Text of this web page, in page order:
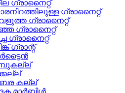
ഗ്രാനൈറ്റ്
ഗ്രാനൈറ്റ്
ഗ്രാനൈറ്റ്
ഗ്രാനൈറ്റ്
ഗ്രാനൈറ്റ്
ഗ്രാന്റ്
കല്ല്
മാർബിൾ